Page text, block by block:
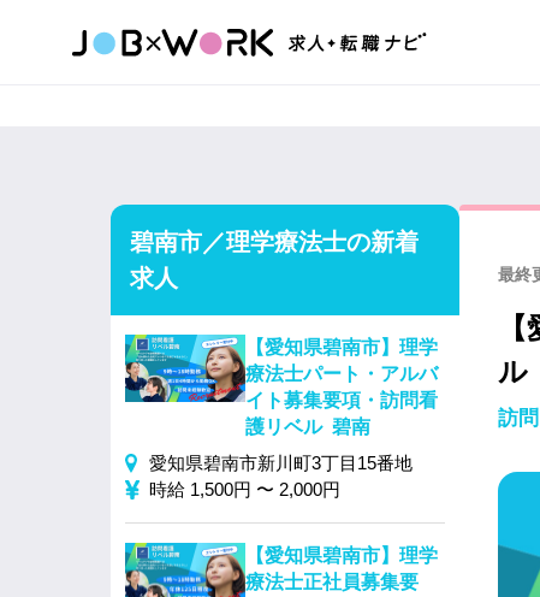
最終
ル
訪
碧南市／理学療法士の新着
求人
【愛知県碧南市】理学
療法士パート・アルバ
イト募集要項・訪問看
護リベル 碧南
愛知県碧南市新川町3丁目15番地
時給 1,500円 〜 2,000円
【愛知県碧南市】理学
療法士正社員募集要